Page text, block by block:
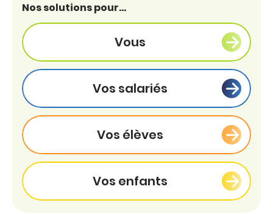
Nos solutions pour...
Vous
Vos salariés
Vos élèves
Vos enfants